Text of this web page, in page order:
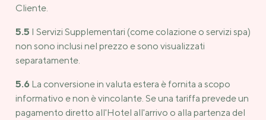
Cliente.
5.5 I Servizi Supplementari (come colazione o servizi spa)
non sono inclusi nel prezzo e sono visualizzati
separatamente.
5.6 La conversione in valuta estera è fornita a scopo
informativo e non è vincolante. Se una tariffa prevede un
pagamento diretto all'Hotel all'arrivo o alla partenza del